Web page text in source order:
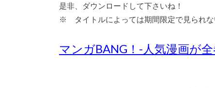
是非、ダウンロードして下さいね！
※ タイトルによっては期間限定で見られな
マンガBANG！-人気漫画が